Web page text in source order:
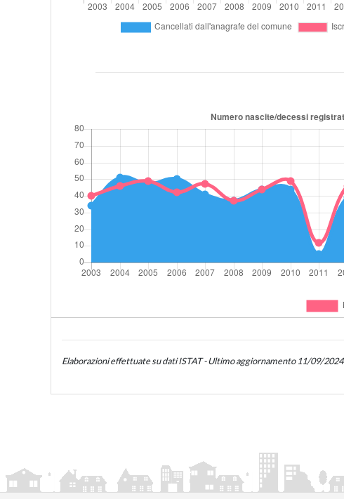
Elaborazioni effettuate su dati ISTAT - Ultimo aggiornamento 11/09/2024